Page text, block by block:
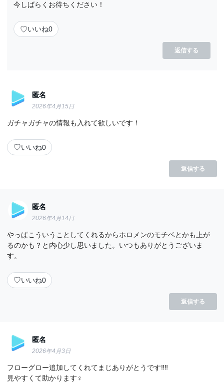
今しばらくお待ちください！
♡いいね0
返信する
匿名
2026年4月15日
ガチャガチャの情報も入れて欲しいです！
♡いいね0
返信する
匿名
2026年4月14日
やっぱこういうことしてくれるからホロメンのモチベとかも上が
るのかも？と内心少し思いました。いつもありがとうございま
す。
♡いいね0
返信する
匿名
2026年4月3日
フローグロー追加してくれてまじありがとうです‼️‼️
見やすくて助かります‍♀️